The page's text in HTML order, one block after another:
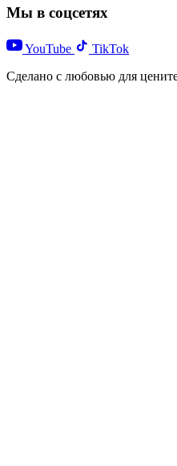
Мы в соцсетях
YouTube
TikTok
Сделано с любовью для